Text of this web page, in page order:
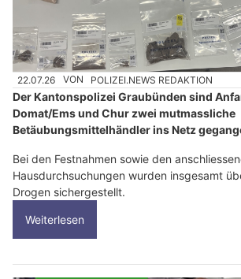
22.07.26 VON POLIZEI.NEWS REDAKTION
Der Kantonspolizei Graubünden sind
Domat/Ems und Chur zwei mutmassliche
Betäubungsmittelhändler ins Netz
Bei den Festnahmen sowie den
Hausdurchsuchungen wurden insgesamt
Drogen sichergestellt.
Weiterlesen